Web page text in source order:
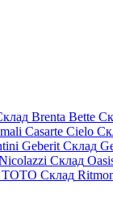
Brenta Bette
Casarte Cielo
Geberit Склад
Склад
TOTO Склад